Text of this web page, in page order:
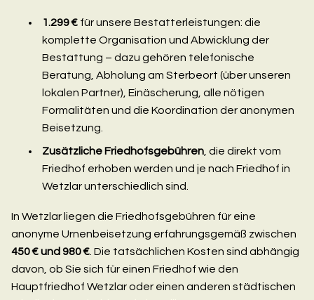
1.299 € für unsere Bestatterleistungen: die
komplette Organisation und Abwicklung der
Bestattung – dazu gehören telefonische
Beratung, Abholung am Sterbeort (über unseren
lokalen Partner), Einäscherung, alle nötigen
Formalitäten und die Koordination der anonymen
Beisetzung.
Zusätzliche Friedhofsgebühren , die direkt vom
Friedhof erhoben werden und je nach Friedhof in
Wetzlar unterschiedlich sind.
In Wetzlar liegen die Friedhofsgebühren für eine
anonyme Urnenbeisetzung erfahrungsgemäß zwischen
450 € und 980 € . Die tatsächlichen Kosten sind abhängig
davon, ob Sie sich für einen Friedhof wie den
Hauptfriedhof Wetzlar oder einen anderen städtischen